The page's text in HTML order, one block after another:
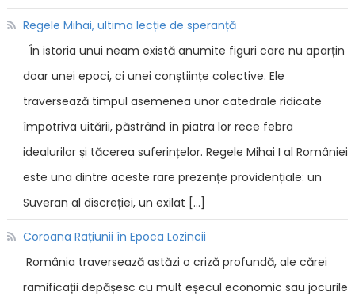
Regele Mihai, ultima lecție de speranță
În istoria unui neam există anumite figuri care nu aparțin
doar unei epoci, ci unei conștiințe colective. Ele
traversează timpul asemenea unor catedrale ridicate
împotriva uitării, păstrând în piatra lor rece febra
idealurilor și tăcerea suferințelor. Regele Mihai I al României
este una dintre aceste rare prezențe providențiale: un
Suveran al discreției, un exilat […]
Coroana Rațiunii în Epoca Lozincii
România traversează astăzi o criză profundă, ale cărei
ramificații depășesc cu mult eșecul economic sau jocurile